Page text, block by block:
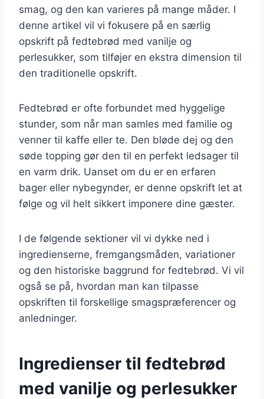
smag, og den kan varieres på mange måder. I
denne artikel vil vi fokusere på en særlig
opskrift på fedtebrød med vanilje og
perlesukker, som tilføjer en ekstra dimension til
den traditionelle opskrift.
Fedtebrød er ofte forbundet med hyggelige
stunder, som når man samles med familie og
venner til kaffe eller te. Den bløde dej og den
søde topping gør den til en perfekt ledsager til
en varm drik. Uanset om du er en erfaren
bager eller nybegynder, er denne opskrift let at
følge og vil helt sikkert imponere dine gæster.
I de følgende sektioner vil vi dykke ned i
ingredienserne, fremgangsmåden, variationer
og den historiske baggrund for fedtebrød. Vi vil
også se på, hvordan man kan tilpasse
opskriften til forskellige smagspræferencer og
anledninger.
Ingredienser til fedtebrød
med vanilje og perlesukker